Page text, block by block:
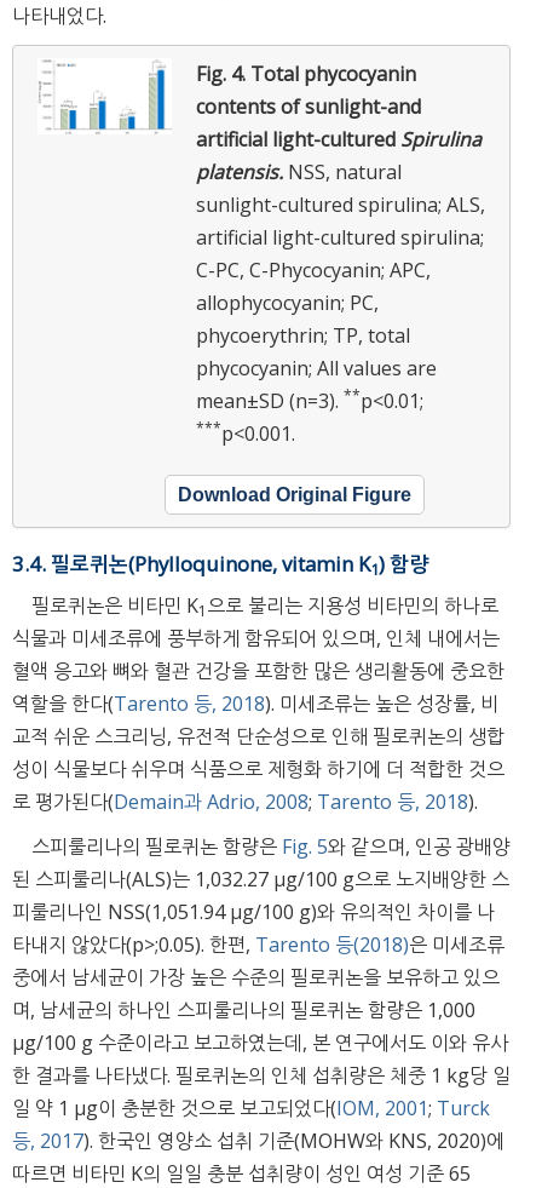
나타내었다.
Fig. 4. Total phycocyanin
contents of sunlight-and
artificial light-cultured Spirulina
platensis. NSS, natural
sunlight-cultured spirulina; ALS,
artificial light-cultured spirulina;
C-PC, C-Phycocyanin; APC,
allophycocyanin; PC,
phycoerythrin; TP, total
phycocyanin; All values are
mean±SD (n=3). **p<0.01;
***p<0.001.
Download Original Figure
3.4. 필로퀴논(Phylloquinone, vitamin K1) 함량
필로퀴논은 비타민 K1 으로 불리는 지용성 비타민의 하나로
식물과 미세조류에 풍부하게 함유되어 있으며, 인체 내에서는
혈액 응고와 뼈와 혈관 건강을 포함한 많은 생리활동에 중요한
역할을 한다(Tarento 등, 2018). 미세조류는 높은 성장률, 비
교적 쉬운 스크리닝, 유전적 단순성으로 인해 필로퀴논의 생합
성이 식물보다 쉬우며 식품으로 제형화 하기에 더 적합한 것으
로 평가된다(Demain과 Adrio, 2008; Tarento 등, 2018).
스피룰리나의 필로퀴논 함량은 Fig. 5와 같으며, 인공 광배양
된 스피룰리나(ALS)는 1,032.27 μg/100 g으로 노지배양한 스
피룰리나인 NSS(1,051.94 μg/100 g)와 유의적인 차이를 나
타내지 않았다(p>;0.05). 한편, Tarento 등(2018)은 미세조류
중에서 남세균이 가장 높은 수준의 필로퀴논을 보유하고 있으
며, 남세균의 하나인 스피룰리나의 필로퀴논 함량은 1,000
μg/100 g 수준이라고 보고하였는데, 본 연구에서도 이와 유사
한 결과를 나타냈다. 필로퀴논의 인체 섭취량은 체중 1 kg당 일
일 약 1 μg이 충분한 것으로 보고되었다(IOM, 2001; Turck
등, 2017). 한국인 영양소 섭취 기준(MOHW와 KNS, 2020)에
따르면 비타민 K의 일일 충분 섭취량이 성인 여성 기준 65